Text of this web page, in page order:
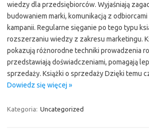
wiedzy dla przedsiębiorców. Wyjaśniają
budowaniem marki, komunikacją z
kampanii. Regularne sięganie po tego typu
rozszerzaniu wiedzy z zakresu marketingu.
pokazują różnorodne techniki prowadzenia
przedstawiają doświadczeniami, pomagają
sprzedaży. Książki o sprzedaży Dzięki temu
Dowiedz się więcej »
Kategoria: Uncategorized